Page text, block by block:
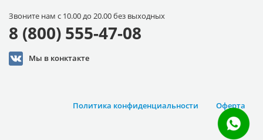
Звоните нам с 10.00 до 20.00 без выходных
8 (800) 555-47-08
Мы в конктакте
Оферта
Политика конфиденциальности